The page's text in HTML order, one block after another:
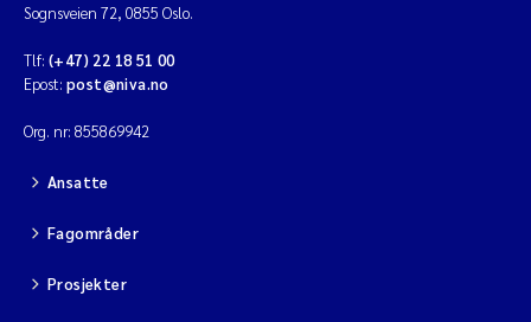
Sognsveien 72, 0855 Oslo.
Tlf: (+47) 22 18 51 00
Epost: post@niva.no
Org. nr: 855869942
Ansatte
Fagområder
Prosjekter